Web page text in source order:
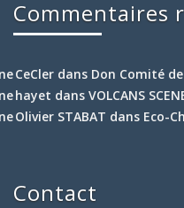
Commentaires
CeCler dans Don Comité
hayet dans VOLCANS
Olivier STABAT dans Eco-
Contact